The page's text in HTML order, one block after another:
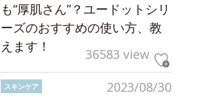
も“厚肌さん”？ユードットシリ
ーズのおすすめの使い方、教
えます！
36583 view
2023/08/30
スキンケア